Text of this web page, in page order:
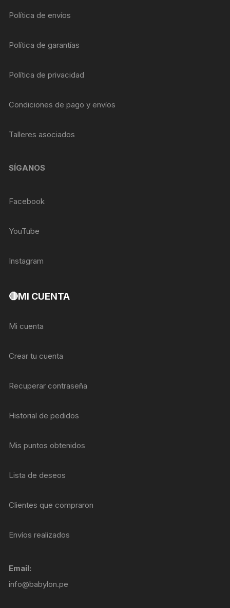
Política de envíos
Política de garantías
Política de privacidad
Condiciones de pago y envíos
Talleres asociados
SÍGANOS
Facebook
YouTube
Instagram
🔴MI CUENTA
Mi cuenta
Crear tu cuenta
Recuperar contraseña
Historial de pedidos
Mis puntos obtenidos
Lista de deseos
Clientes que compraron
Envíos realizados
Email:
info@babylon.pe